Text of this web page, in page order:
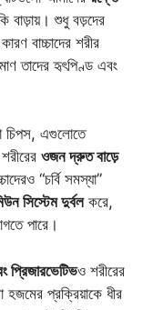
বাড়ায়। শুধু বড়দের
বাচ্চাদের শরীর
তাদের হৃৎপিণ্ড এবং
চিপস, এগুলোতে
ওজন দ্রুত বাড়ে
“চর্বি সমস্যা”
সিস্টেম দুর্বলকরে,
পারে।
প্রিজারভেটিভও শরীরের
প্রক্রিয়াকে ধীর